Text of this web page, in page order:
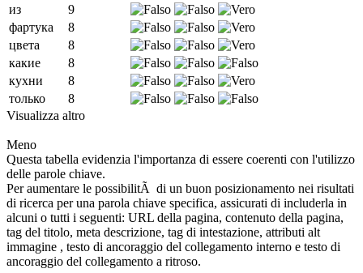
из
9
фартука
8
цвета
8
какие
8
кухни
8
только
8
Visualizza altro
Meno
Questa tabella evidenzia l'importanza di essere coerenti con l'utilizzo
delle parole chiave.
Per aumentare le possibilitÃ di un buon posizionamento nei risultati
di ricerca per una parola chiave specifica, assicurati di includerla in
alcuni o tutti i seguenti: URL della pagina, contenuto della pagina,
tag del titolo, meta descrizione, tag di intestazione, attributi alt
immagine , testo di ancoraggio del collegamento interno e testo di
ancoraggio del collegamento a ritroso.